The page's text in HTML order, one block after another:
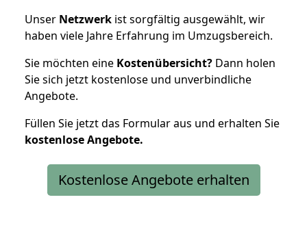
Unser Netzwerk ist sorgfältig ausgewählt, wir
haben viele Jahre Erfahrung im Umzugsbereich.
Sie möchten eine Kostenübersicht? Dann holen
Sie sich jetzt kostenlose und unverbindliche
Angebote.
Füllen Sie jetzt das Formular aus und erhalten Sie
kostenloseAngebote.
Kostenlose Angebote erhalten